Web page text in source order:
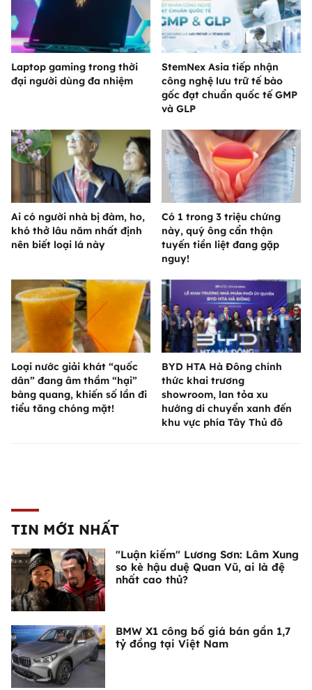
Laptop gaming trong thời
đại người dùng đa nhiệm
StemNex Asia tiếp nhận
công nghệ lưu trữ tế bào
gốc đạt chuẩn quốc tế GMP
và GLP
Ai có người nhà bị đàm, ho,
khó thở lâu năm nhất định
nên biết loại lá này
Có 1 trong 3 triệu chứng
này, quý ông cẩn thận
tuyến tiền liệt đang gặp
nguy!
Loại nước giải khát “quốc
dân” đang âm thầm “hại”
bàng quang, khiến số lần đi
tiểu tăng chóng mặt!
BYD HTA Hà Đông chính
thức khai trương
showroom, lan tỏa xu
hướng di chuyển xanh đến
khu vực phía Tây Thủ đô
TIN MỚI NHẤT
"Luận kiếm" Lương Sơn: Lâm Xung
so kè hậu duệ Quan Vũ, ai là đệ
nhất cao thủ?
BMW X1 công bố giá bán gần 1,7
tỷ đồng tại Việt Nam